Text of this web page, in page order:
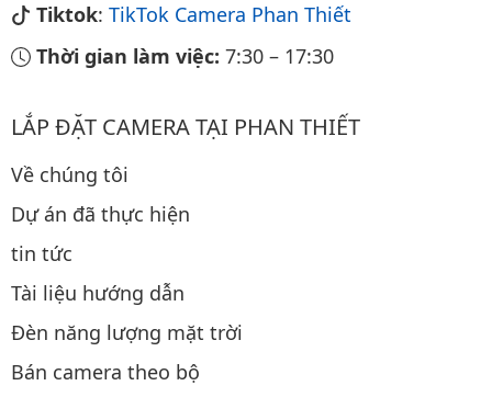
Tiktok: TikTok Camera Phan Thiết
Thời gian làm việc: 7:30 – 17:30
LẮP ĐẶT CAMERA TẠI PHAN THIẾT
Về chúng tôi
Dự án đã thực hiện
tin tức
Tài liệu hướng dẫn
Đèn năng lượng mặt trời
Bán camera theo bộ